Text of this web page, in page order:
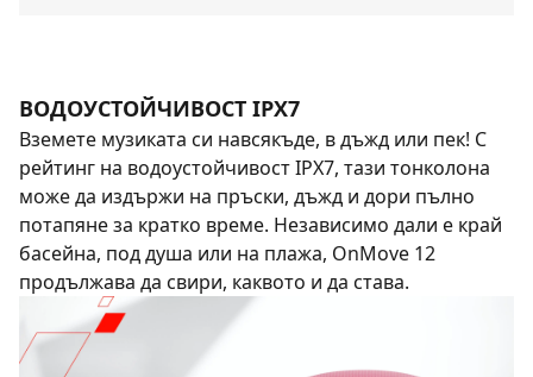
ВОДОУСТОЙЧИВОСТ IPX7
Вземете музиката си навсякъде, в дъжд или пек! С
рейтинг на водоустойчивост IPX7, тази тонколона
може да издържи на пръски, дъжд и дори пълно
потапяне за кратко време. Независимо дали е край
басейна, под душа или на плажа, OnMove 12
продължава да свири, каквото и да става.